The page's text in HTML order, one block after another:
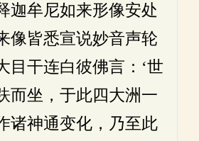
迦牟尼如来形像安处
像皆悉宣说妙音声轮
目干连白彼佛言：‘世
而坐，于此四大洲一
诸神通变化，乃至此